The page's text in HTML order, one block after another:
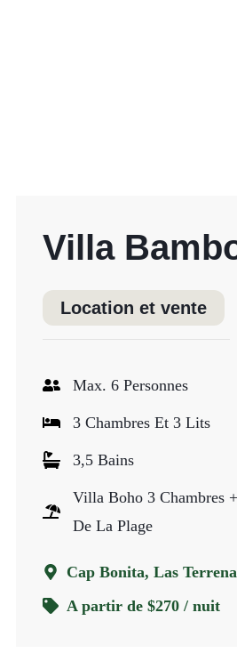
Villa
Location et vente
Max. 6 Personnes
3 Chambres Et 3 Lits
3,5 Bains
Villa Boho 3 Chambres
De La Plage
Cap Bonita, Las
A partir de $270 / nuit